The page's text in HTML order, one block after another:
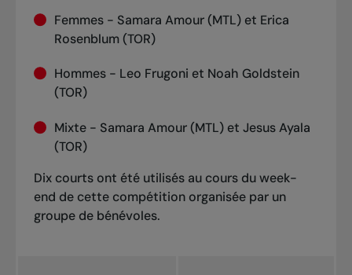
Femmes - Samara Amour (MTL) et Erica
Rosenblum (TOR)
Hommes - Leo Frugoni et Noah Goldstein
(TOR)
Mixte - Samara Amour (MTL) et Jesus Ayala
(TOR)
Dix courts ont été utilisés au cours du week-
end de cette compétition organisée par un
groupe de bénévoles.